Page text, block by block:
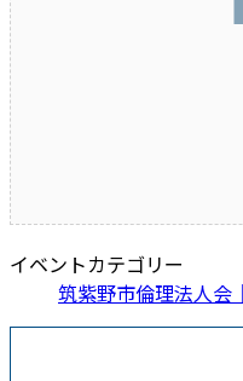
イベントカテゴリー
筑紫野市倫理法人会